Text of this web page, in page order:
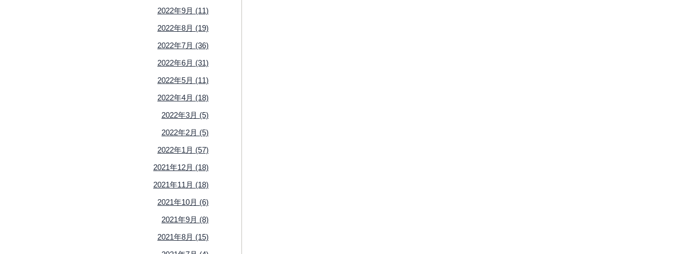
2022年9月 (11)
2022年8月 (19)
2022年7月 (36)
2022年6月 (31)
2022年5月 (11)
2022年4月 (18)
2022年3月 (5)
2022年2月 (5)
2022年1月 (57)
2021年12月 (18)
2021年11月 (18)
2021年10月 (6)
2021年9月 (8)
2021年8月 (15)